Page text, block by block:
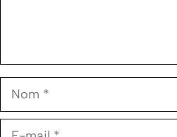
Nom
E-